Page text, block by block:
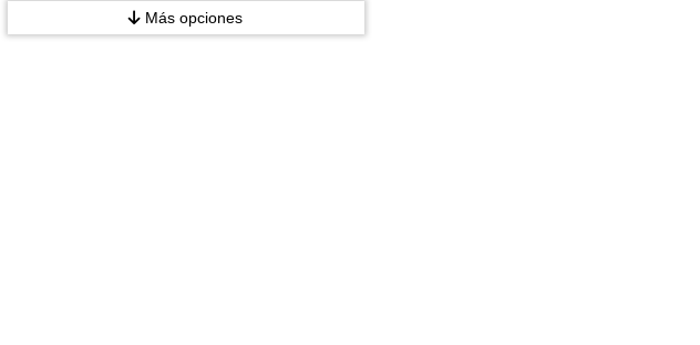
Más opciones